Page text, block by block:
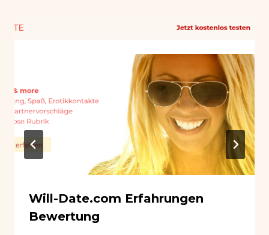
Will-Date.com Erfahrungen
Bewertung